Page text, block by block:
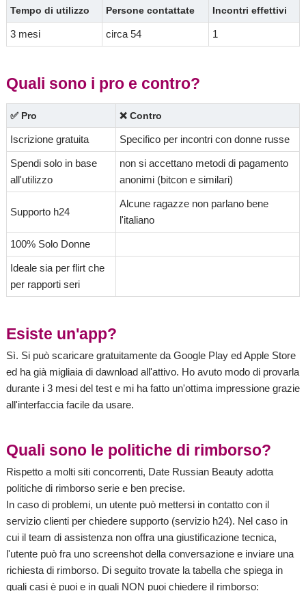
Tempo di utilizzo Persone contattate Incontri effettivi
3 mesi circa 54 1
Quali sono i pro e contro?
✅ Pro ❌ Contro
Iscrizione gratuita Specifico per incontri con donne russe
Spendi solo in base
all'utilizzo
non si accettano metodi di pagamento
anonimi (bitcon e similari)
Supporto h24
Alcune ragazze non parlano bene
l'italiano
100% Solo Donne
Ideale sia per flirt che
per rapporti seri
Esiste un'app?
Sì. Si può scaricare gratuitamente da Google Play ed Apple Store
ed ha già migliaia di dawnload all'attivo. Ho avuto modo di provarla
durante i 3 mesi del test e mi ha fatto un'ottima impressione grazie
all'interfaccia facile da usare.
Quali sono le politiche di rimborso?
Rispetto a molti siti concorrenti, Date Russian Beauty adotta
politiche di rimborso serie e ben precise.
In caso di problemi, un utente può mettersi in contatto con il
servizio clienti per chiedere supporto (servizio h24). Nel caso in
cui il team di assistenza non offra una giustificazione tecnica,
l'utente può fra uno screenshot della conversazione e inviare una
richiesta di rimborso. Di seguito trovate la tabella che spiega in
quali casi è puoi e in quali NON puoi chiedere il rimborso: